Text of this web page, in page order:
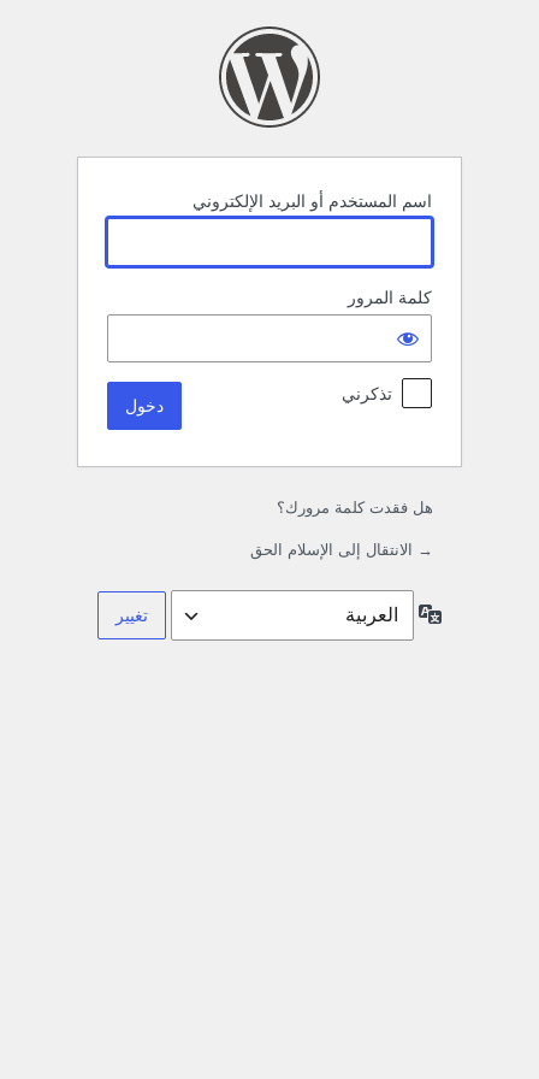
اسم المستخدم أو البريد الإلكتروني
كلمة المرور
تذكرني
هل فقدت كلمة مرورك؟
→ الانتقال إلى الإسلام الحق
اللغة